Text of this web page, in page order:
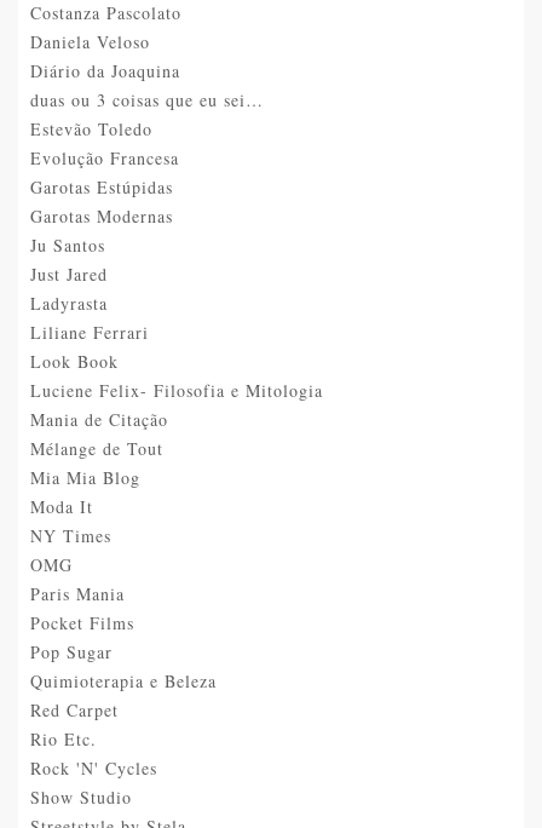
Costanza Pascolato
Daniela Veloso
Diário da Joaquina
duas ou 3 coisas que eu sei…
Estevão Toledo
Evolução Francesa
Garotas Estúpidas
Garotas Modernas
Ju Santos
Just Jared
Ladyrasta
Liliane Ferrari
Look Book
Luciene Felix- Filosofia e Mitologia
Mania de Citação
Mélange de Tout
Mia Mia Blog
Moda It
NY Times
OMG
Paris Mania
Pocket Films
Pop Sugar
Quimioterapia e Beleza
Red Carpet
Rio Etc.
Rock 'N' Cycles
Show Studio